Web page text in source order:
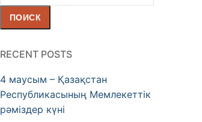
ПОИСК
RECENT POSTS
4 маусым – Қазақстан
Республикасының Мемлекеттік
рәміздер күні